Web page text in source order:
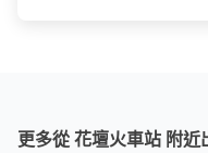
更多從 花壇火車站 附近